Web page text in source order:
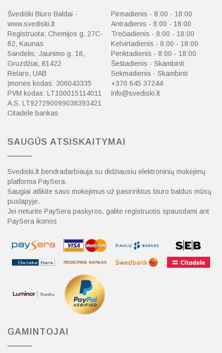
Švediški Biuro Baldai -
www.svediski.lt
Registruota: Chemijos g. 27C-
62, Kaunas
Sandėlis: Jaunimo g. 18,
Gruzdžiai, 81422
Retaro, UAB
Įmonės kodas: 306043335
PVM kodas: LT100015114011
A.S. LT927290099038393421
Citadele bankas
Pirmadienis - 8:00 - 18:00
Antradienis - 8:00 - 18:00
Trečiadienis - 8:00 - 18:00
Ketvirtadienis - 8:00 - 18:00
Penktadienis - 8:00 - 18:00
Šeštadienis - Skambinti
Sekmadienis - Skambinti
+370 645 37244
info@svediski.lt
SAUGŪS ATSISKAITYMAI
Svediski.lt bendradarbiauja su didžiausiu elektroninių mokėjimų
platforma PaySera.
Saugiai atlikite savo mokėjimus už pasirinktus biuro baldus mūsų
puslapyje.
Jei neturite PaySera paskyros, galite registruotis spausdami ant
PaySera ikonos
GAMINTOJAI